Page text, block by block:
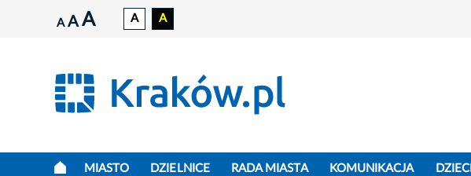
A A A A A
MIASTO DZIELNICE RADA MIASTA KOMUNIKACJA DZIECI